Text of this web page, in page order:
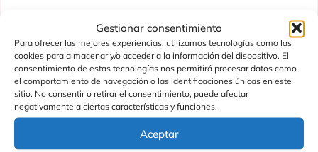
Gestionar consentimiento
Para ofrecer las mejores experiencias, utilizamos tecnologías como las
cookies para almacenar y/o acceder a la información del dispositivo. El
consentimiento de estas tecnologías nos permitirá procesar datos como
el comportamiento de navegación o las identificaciones únicas en este
sitio. No consentir o retirar el consentimiento, puede afectar
negativamente a ciertas características y funciones.
Aceptar
Este peluche de cobra es perfecto para niños, coleccionistas y
amantes de los animales. Combina calidad, sostenibilidad y un
diseño único.
Edad recomendada: +0 meses. Fabricado en China.
Productos Relacionados